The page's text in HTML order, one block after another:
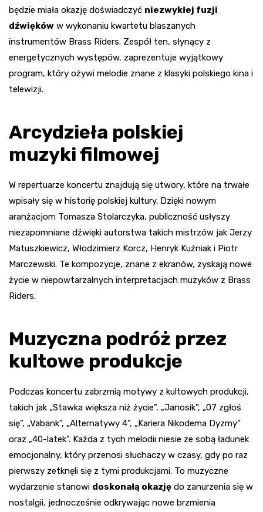
będzie miała okazję doświadczyć niezwykłej fuzji
dźwięków w wykonaniu kwartetu blaszanych
instrumentów Brass Riders. Zespół ten, słynący z
energetycznych występów, zaprezentuje wyjątkowy
program, który ożywi melodie znane z klasyki polskiego kina i
telewizji.
Arcydzieła polskiej
muzyki filmowej
W repertuarze koncertu znajdują się utwory, które na trwałe
wpisały się w historię polskiej kultury. Dzięki nowym
aranżacjom Tomasza Stolarczyka, publiczność usłyszy
niezapomniane dźwięki autorstwa takich mistrzów jak Jerzy
Matuszkiewicz, Włodzimierz Korcz, Henryk Kuźniak i Piotr
Marczewski. Te kompozycje, znane z ekranów, zyskają nowe
życie w niepowtarzalnych interpretacjach muzyków z Brass
Riders.
Muzyczna podróż przez
kultowe produkcje
Podczas koncertu zabrzmią motywy z kultowych produkcji,
takich jak „Stawka większa niż życie”, „Janosik”, „07 zgłoś
się”, „Vabank”, „Alternatywy 4”, „Kariera Nikodema Dyzmy”
oraz „40-latek”. Każda z tych melodii niesie ze sobą ładunek
emocjonalny, który przenosi słuchaczy w czasy, gdy po raz
pierwszy zetknęli się z tymi produkcjami. To muzyczne
wydarzenie stanowi doskonałą okazję do zanurzenia się w
nostalgii, jednocześnie odkrywając nowe brzmienia